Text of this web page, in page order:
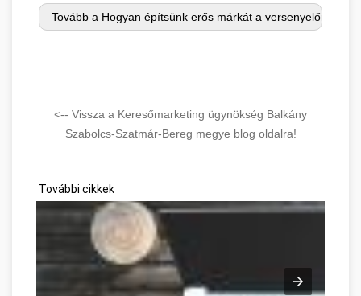
<-- Vissza a Keresőmarketing ügynökség Balkány
Szabolcs-Szatmár-Bereg megye blog oldalra!
További cikkek